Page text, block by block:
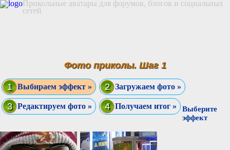
Прикольные аватары для форумов, блогов и социальных
сетей
Фото приколы. Шаг 1
1 Выбираем эффект » 2 Загружаем фото »
3 Редактируем фото » 4 Получаем итог »
Выберите
эффект